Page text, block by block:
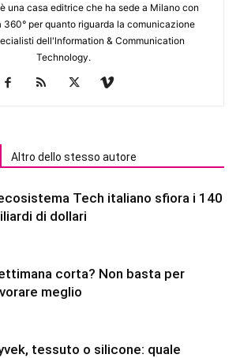
una casa editrice che ha sede a Milano con
360° per quanto riguarda la comunicazione
dell'lnformation & Communication
Technology.
Altro dello stesso autore
Tech italiano sfiora i 140
di dollari
corta? Non basta per
meglio
tessuto o silicone: quale